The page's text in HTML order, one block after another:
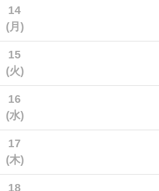
14
(月)
15
(火)
16
(水)
17
(木)
18